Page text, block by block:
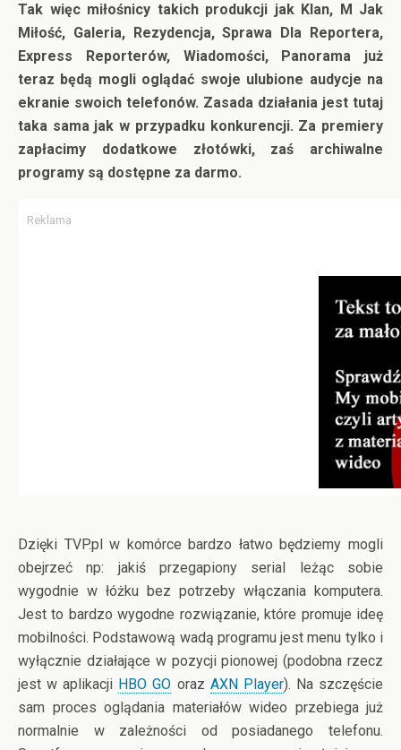
Tak więc miłośnicy takich produkcji jak Klan, M Jak
Miłość, Galeria, Rezydencja, Sprawa Dla Reportera,
Express Reporterów, Wiadomości, Panorama już
teraz będą mogli oglądać swoje ulubione audycje na
ekranie swoich telefonów. Zasada działania jest tutaj
taka sama jak w przypadku konkurencji. Za premiery
zapłacimy dodatkowe złotówki, zaś archiwalne
programy są dostępne za darmo.
Reklama
Dzięki TVP.pl w komórce bardzo łatwo będziemy mogli
obejrzeć np: jakiś przegapiony serial leżąc sobie
wygodnie w łóżku bez potrzeby włączania komputera.
Jest to bardzo wygodne rozwiązanie, które promuje ideę
mobilności. Podstawową wadą programu jest menu tylko i
wyłącznie działające w pozycji pionowej (podobna rzecz
jest w aplikacji HBO GO oraz AXN Player). Na szczęście
sam proces oglądania materiałów wideo przebiega już
normalnie w zależności od posiadanego telefonu.